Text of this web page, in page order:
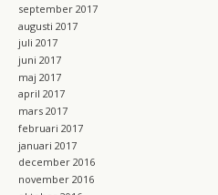
september 2017
augusti 2017
juli 2017
juni 2017
maj 2017
april 2017
mars 2017
februari 2017
januari 2017
december 2016
november 2016